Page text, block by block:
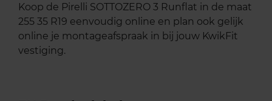
Koop de Pirelli SOTTOZERO 3 Runflat in de maat
255 35 R19 eenvoudig online en plan ook gelijk
online je montageafspraak in bij jouw KwikFit
vestiging.